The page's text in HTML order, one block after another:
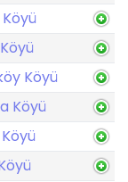
Köyü
Köyü